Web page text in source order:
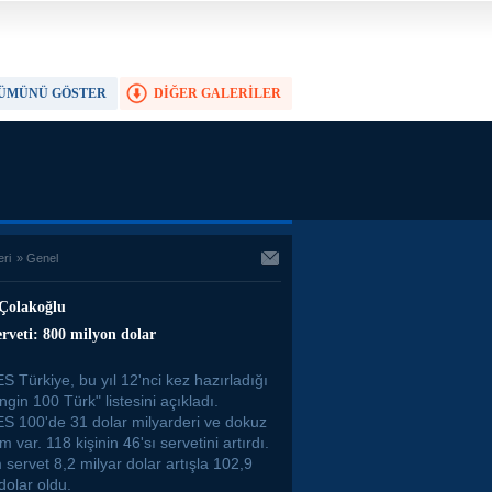
DİĞER GALERİLER
GÖSTER
» Genel
800 milyon dolar
Türkiye, bu yıl 12'nci kez hazırladığı
100 Türk" listesini açıkladı.
100'de 31 dolar milyarderi ve dokuz
var. 118 kişinin 46'sı servetini artırdı.
servet 8,2 milyar dolar artışla 102,9
oldu.